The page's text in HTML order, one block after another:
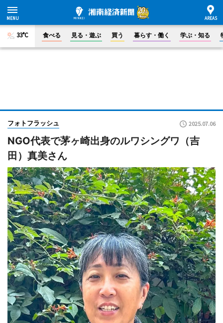
33°C 食べる 見る・遊ぶ 買う 暮らす・働く 学ぶ・知る
フォトフラッシュ 2025.07.06
NGO代表で茅ヶ崎出身のルワシングワ（吉
田）真美さん